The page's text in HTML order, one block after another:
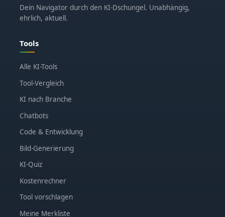
Dein Navigator durch den KI-Dschungel. Unabhängig,
ehrlich, aktuell.
Tools
Alle KI-Tools
Tool-Vergleich
KI nach Branche
Chatbots
Code & Entwicklung
Bild-Generierung
KI-Quiz
Kostenrechner
Tool vorschlagen
Meine Merkliste